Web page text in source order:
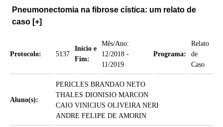
Pneumonectomia na fibrose cística: um relato de
caso [+]
Protocolo: 5137
Início e
Fim:
Mês/Ano:
12/2018 -
11/2019
Programa:
Relato
de
Caso
Aluno(s):
PERICLES BRANDAO NETO
THALES DIONISIO MARCON
CAIO VINICIUS OLIVEIRA NERI
ANDRE FELIPE DE AMORIN